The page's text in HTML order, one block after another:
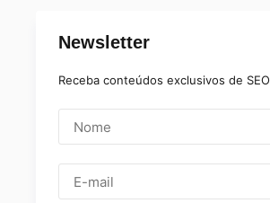
Newsletter
Receba conteúdos exclusivos de SEO